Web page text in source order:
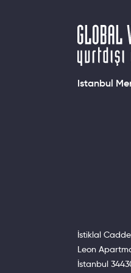
Istanbul
İstiklal
Leon
İstanbul